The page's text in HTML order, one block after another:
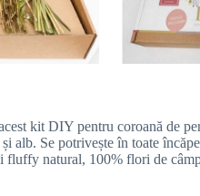
kit DIY pentru coroană de
alb. Se potrivește în toate
fluffy natural, 100% flori de